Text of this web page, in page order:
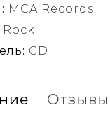
MCA Records
Rock
CD
Отзывы